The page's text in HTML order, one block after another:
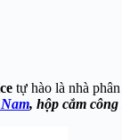
tự hào là nhà
, hộp cắm